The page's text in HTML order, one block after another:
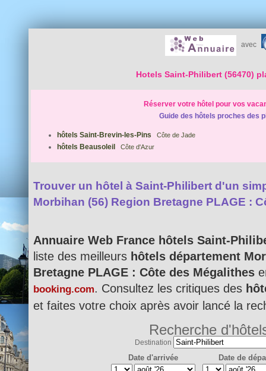
avec
Hotels Saint-Philibert (56470)
Réserver votre hôtel pour vos
Guide des hôtels proches des
hôtels Saint-Brevin-les-Pins Côte de Jade
hôtels Beausoleil Côte d'Azur
Trouver un hôtel à Saint-Philibert d'un
Morbihan (56) Region Bretagne PLAGE :
Annuaire Web France hôtels Saint-
liste des meilleurs hôtels département
Bretagne PLAGE : Côte des Mégalithes
booking.com. Consultez les critiques des
et faites votre choix après avoir lancé la
Recherche
Destination
Date d'arrivée Date de